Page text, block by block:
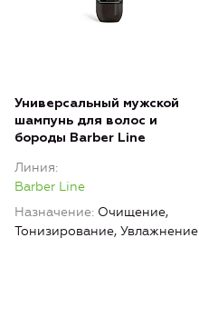
Универсальный мужской
шампунь для волос и
бороды Barber Line
Линия
Barber Line
Назначение Очищение,
Тонизирование, Увлажнение